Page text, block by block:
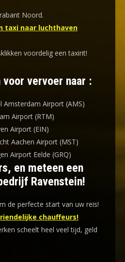
Noord.
taxi naar luchthaven
voordelig een taxirit!
voor vervoer naar :
Amsterdam Airport (AMS)
Airport (RTM)
Airport (EIN)
Aachen Airport (MST)
Airport Eelde (GRQ)
en meteen een
Ravenstein!
de perfecte start van uw reis!
chauffeurs!
scheelt heel veel tijd, geld